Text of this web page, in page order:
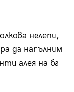
нелепи,
да напълним
алея на бг